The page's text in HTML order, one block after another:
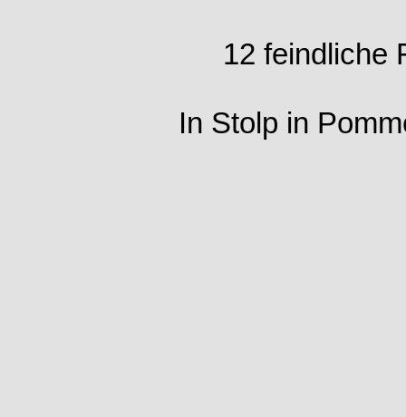
12 feindliche
In Stolp in